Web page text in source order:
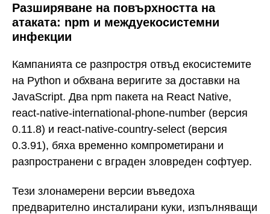
Разширяване на повърхността на
атаката: npm и междуекосистемни
инфекции
Кампанията се разпростря отвъд екосистемите
на Python и обхвана веригите за доставки на
JavaScript. Два npm пакета на React Native,
react-native-international-phone-number (версия
0.11.8) и react-native-country-select (версия
0.3.91), бяха временно компрометирани и
разпространени с вграден зловреден софтуер.
Тези злонамерени версии въведоха
предварително инсталирани куки, изпълняващи